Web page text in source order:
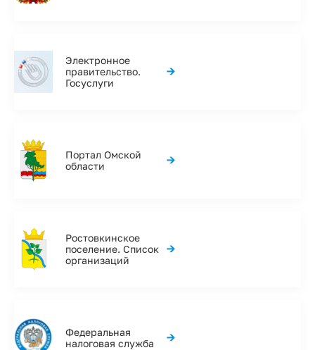
Электронное
правительство.
Госуслуги
→
Портал Омской
области
→
Ростовкинское
поселение. Список
организаций
→
Федеральная
налоговая служба
→